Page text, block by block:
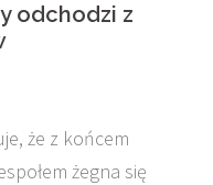
odchodzi z
że z końcem
żegna się